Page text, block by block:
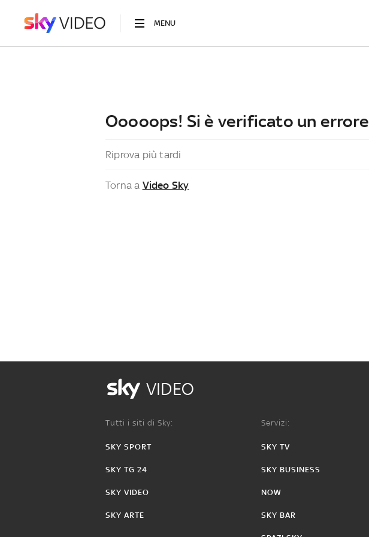
MENU
Ooooops! Si è verificato un errore
Riprova più tardi
Torna a Video Sky
VIDEO
Tutti i siti di Sky:
SKY SPORT
SKY TG 24
SKY VIDEO
SKY ARTE
Servizi:
SKY TV
SKY BUSINESS
NOW
SKY BAR